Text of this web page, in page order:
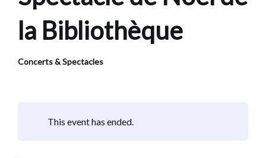
la Bibliothèque
Concerts & Spectacles
This event has ended.